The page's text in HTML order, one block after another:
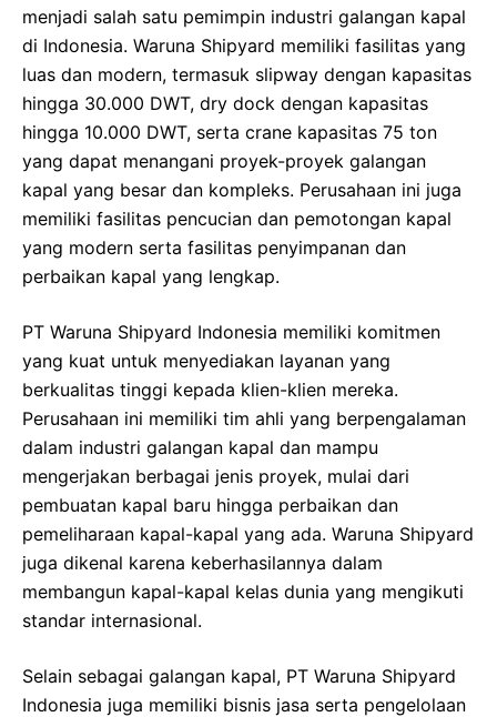
menjadi salah satu pemimpin industri galangan kapal
di Indonesia. Waruna Shipyard memiliki fasilitas yang
luas dan modern, termasuk slipway dengan kapasitas
hingga 30.000 DWT, dry dock dengan kapasitas
hingga 10.000 DWT, serta crane kapasitas 75 ton
yang dapat menangani proyek-proyek galangan
kapal yang besar dan kompleks. Perusahaan ini juga
memiliki fasilitas pencucian dan pemotongan kapal
yang modern serta fasilitas penyimpanan dan
perbaikan kapal yang lengkap.
PT Waruna Shipyard Indonesia memiliki komitmen
yang kuat untuk menyediakan layanan yang
berkualitas tinggi kepada klien-klien mereka.
Perusahaan ini memiliki tim ahli yang berpengalaman
dalam industri galangan kapal dan mampu
mengerjakan berbagai jenis proyek, mulai dari
pembuatan kapal baru hingga perbaikan dan
pemeliharaan kapal-kapal yang ada. Waruna Shipyard
juga dikenal karena keberhasilannya dalam
membangun kapal-kapal kelas dunia yang mengikuti
standar internasional.
Selain sebagai galangan kapal, PT Waruna Shipyard
Indonesia juga memiliki bisnis jasa serta pengelolaan